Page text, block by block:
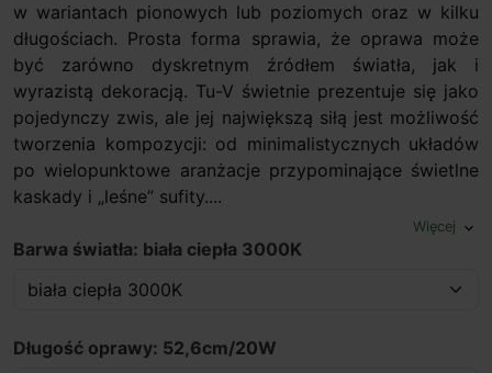
w wariantach pionowych lub poziomych oraz w kilku
długościach. Prosta forma sprawia, że oprawa może
być zarówno dyskretnym źródłem światła, jak i
wyrazistą dekoracją. Tu-V świetnie prezentuje się jako
pojedynczy zwis, ale jej największą siłą jest możliwość
tworzenia kompozycji: od minimalistycznych układów
po wielopunktowe aranżacje przypominające świetlne
kaskady i „leśne” sufity....
Więcej expand_more
Barwa światła: biała ciepła 3000K
Długość oprawy: 52,6cm/20W